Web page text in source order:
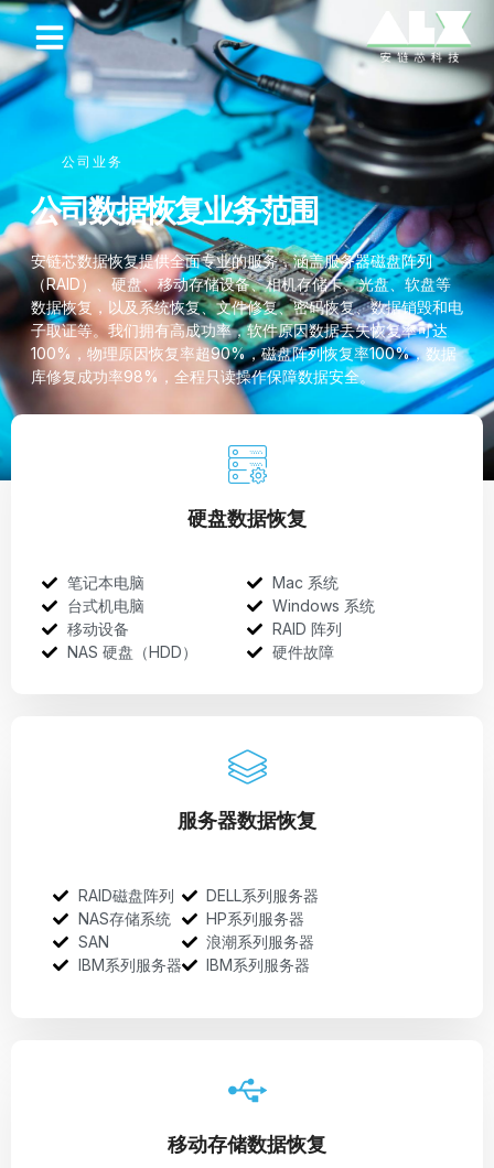
公司业务
公司数据恢复业务范围
安链芯数据恢复提供全面专业的服务，涵盖服务器磁盘阵列
（RAID）、硬盘、移动存储设备、相机存储卡、光盘、软盘等
数据恢复，以及系统恢复、文件修复、密码恢复、数据销毁和电
子取证等。我们拥有高成功率，软件原因数据丢失恢复率可达
100%，物理原因恢复率超90%，磁盘阵列恢复率100%，数据
库修复成功率98%，全程只读操作保障数据安全。
硬盘数据恢复
笔记本电脑
台式机电脑
移动设备
NAS 硬盘（HDD）
Mac 系统
Windows 系统
RAID 阵列
硬件故障
服务器数据恢复
RAID磁盘阵列
NAS存储系统
SAN
IBM系列服务器
DELL系列服务器
HP系列服务器
浪潮系列服务器
IBM系列服务器
移动存储数据恢复